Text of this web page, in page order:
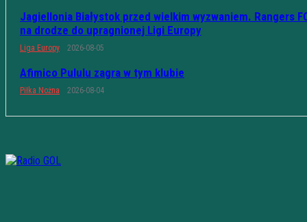
Jagiellonia Białystok przed wielkim wyzwaniem. Rangers
na drodze do upragnionej Ligi Europy
Liga Europy 2026-08-05
Afimico Pululu zagra w tym klubie
Piłka Nożna 2026-08-04